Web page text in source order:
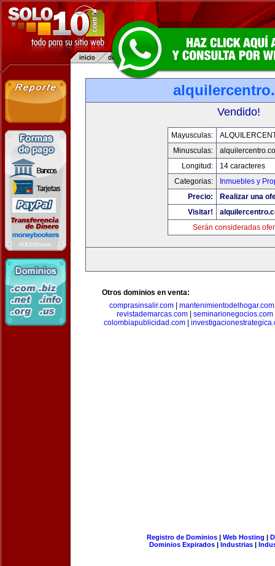
Vendido!
Mayusculas:
Minusculas:
Longitud:
14 caracteres
Categorias:
Inmuebles y
Precio:
Realizar una
Visitar!
Serán consideradas
Otros dominios en venta:
comprasinsalir.com
mantenimientodelhogar.com
revistademarcas.com
seminarionegocios.com
colombiapublicidad.com
Registro de Dominios| Web Hosting |
Dominios Expirados | Industrias |